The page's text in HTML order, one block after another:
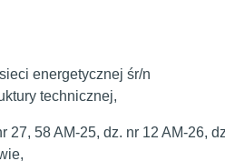
energetycznej śr/n
technicznej,
58 AM-25, dz. nr 12 AM-26,